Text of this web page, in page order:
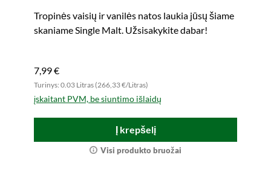
Tropinės vaisių ir vanilės natos laukia jūsų šiame
skaniame Single Malt. Užsisakykite dabar!
7,99 €
Turinys: 0.03 Litras (266,33 €/Litras)
įskaitant PVM, be siuntimo išlaidų
Į krepšelį
Visi produkto bruožai